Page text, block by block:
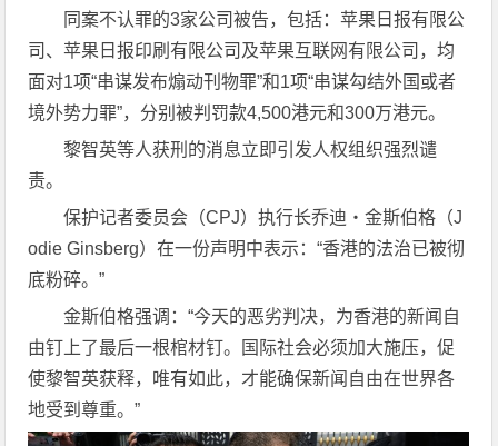
同案不认罪的3家公司被告，包括：苹果日报有限公
司、苹果日报印刷有限公司及苹果互联网有限公司，均
面对1项“串谋发布煽动刊物罪”和1项“串谋勾结外国或者
境外势力罪”，分别被判罚款4,500港元和300万港元。
黎智英等人获刑的消息立即引发人权组织强烈谴
责。
保护记者委员会（CPJ）执行长乔迪・金斯伯格（J
odie Ginsberg）在一份声明中表示：“香港的法治已被彻
底粉碎。”
金斯伯格强调：“今天的恶劣判决，为香港的新闻自
由钉上了最后一根棺材钉。国际社会必须加大施压，促
使黎智英获释，唯有如此，才能确保新闻自由在世界各
地受到尊重。”